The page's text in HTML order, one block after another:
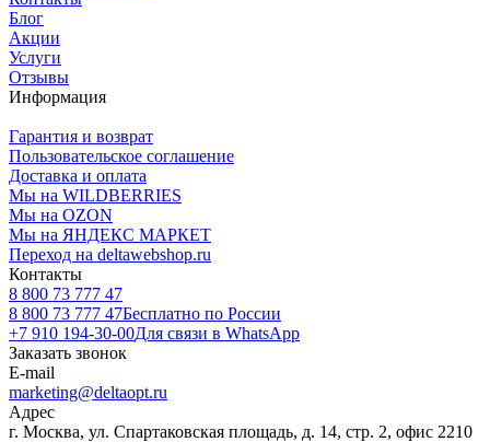
Блог
Акции
Услуги
Отзывы
Информация
Гарантия и возврат
Пользовательское соглашение
Доставка и оплата
Мы на WILDBERRIES
Мы на OZON
Мы на ЯНДЕКС МАРКЕТ
Переход на deltawebshop.ru
Контакты
8 800 73 777 47
8 800 73 777 47Бесплатно по России
+7 910 194-30-00Для связи в WhatsApp
Заказать звонок
E-mail
marketing@deltaopt.ru
Адрес
г. Москва, ул. Спартаковская площадь, д. 14, стр. 2, офис 2210